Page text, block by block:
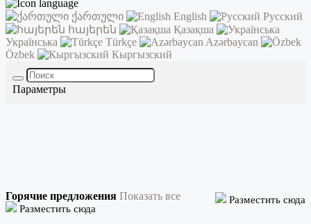
ქართული English
Русский
հայերեն
Қазақша
Українська
Türkçe
Azərbaycan
Özbek
Кыргызский
Параметры
Горячие предложения Показать все
Разместить сюда
Разместить сюда